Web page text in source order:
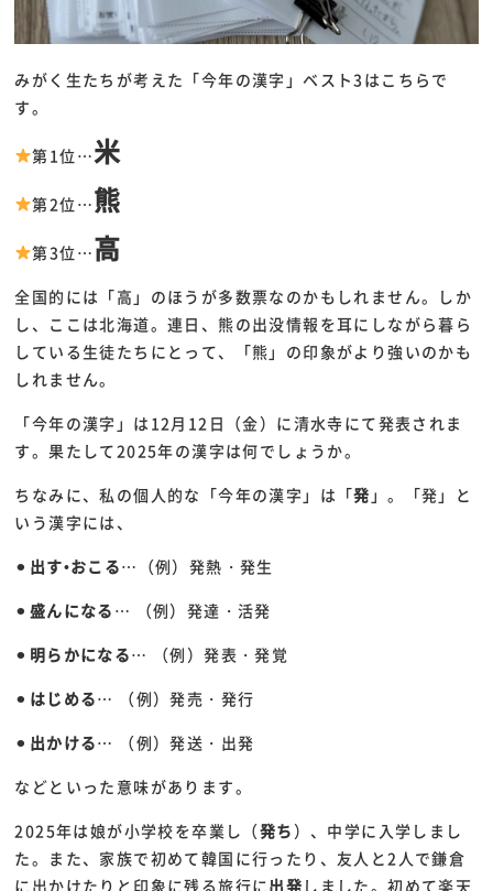
みがく生たちが考えた「今年の漢字」ベスト3はこちらで
す。
第1位…米
第2位…熊
第3位…高
全国的には「高」のほうが多数票なのかもしれません。しか
し、ここは北海道。連日、熊の出没情報を耳にしながら暮ら
している生徒たちにとって、「熊」の印象がより強いのかも
しれません。
「今年の漢字」は12月12日（金）に清水寺にて発表されま
す。果たして2025年の漢字は何でしょうか。
ちなみに、私の個人的な「今年の漢字」は「発 」。「発」と
いう漢字には、
⚫︎ 出す•おこる…（例）発熱・発生
⚫︎ 盛んになる … （例）発達・活発
⚫︎ 明らかになる… （例）発表・発覚
⚫︎ はじめる… （例）発売・発行
⚫︎ 出かける… （例）発送・出発
などといった意味があります。
2025年は娘が小学校を卒業し（発ち）、中学に入学しまし
た。また、家族で初めて韓国に行ったり、友人と2人で鎌倉
に出かけたりと印象に残る旅行に出発 しました。初めて楽天